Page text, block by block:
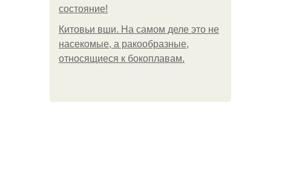
состояние!
Китовьи вши. На самом деле это не
насекомые, а ракообразные,
относящиеся к бокоплавам.